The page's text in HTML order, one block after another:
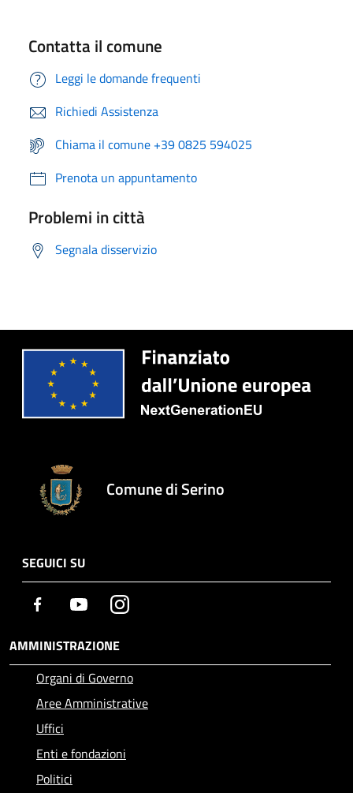
Contatta il comune
Leggi le domande frequenti
Richiedi Assistenza
Chiama il comune +39 0825 594025
Prenota un appuntamento
Problemi in città
Segnala disservizio
Comune di Serino
SEGUICI SU
Facebook YoutubeInstagram
AMMINISTRAZIONE
Organi di Governo
Aree Amministrative
Uffici
Enti e fondazioni
Politici